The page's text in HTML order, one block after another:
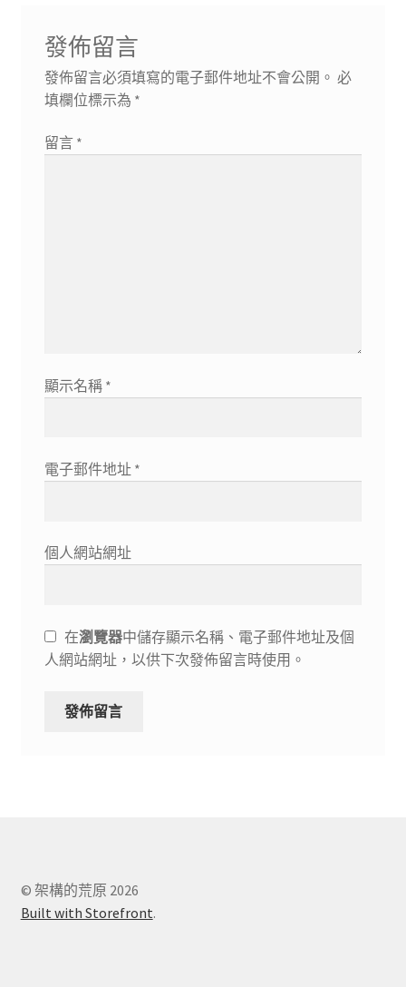
發佈留言
發佈留言必須填寫的電子郵件地址不會公開。 必
填欄位標示為 *
留言 *
顯示名稱 *
電子郵件地址 *
個人網站網址
在瀏覽器中儲存顯示名稱、電子郵件地址及個
人網站網址，以供下次發佈留言時使用。
© 架構的荒原 2026
Built with Storefront.